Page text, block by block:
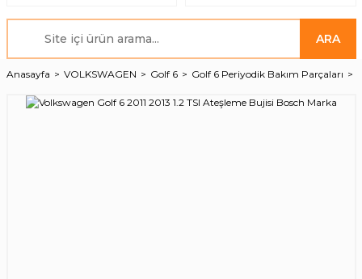
ARA
Anasayfa VOLKSWAGEN Golf 6 Golf 6 Periyodik Bakım Parçaları